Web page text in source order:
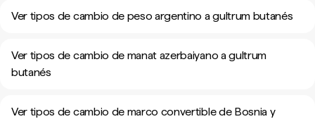
Ver tipos de cambio de peso argentino a gultrum butanés
Ver tipos de cambio de manat azerbaiyano a gultrum
butanés
Ver tipos de cambio de marco convertible de Bosnia y